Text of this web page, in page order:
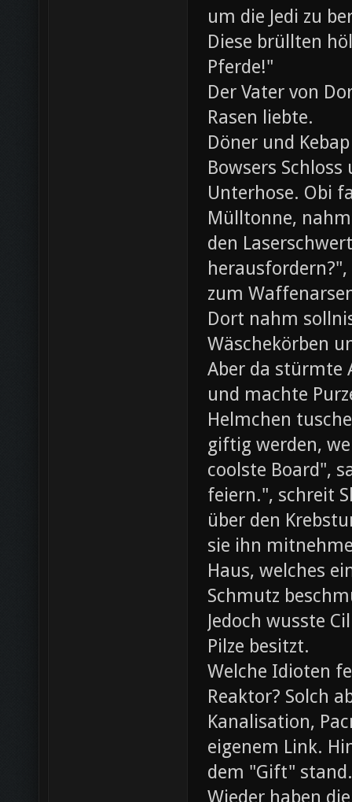
um die Jedi zu
Diese brüllten
Pferde!"
Der Vater von
Rasen liebte.
Döner und
Bowsers
Unterhose. Obi
Mülltonne,
den
zum
Dort nahm
Wäschekörben
Aber da stürmte
und machte
Helmchen
giftig werden,
coolste Board",
feiern.", schreit
über den
sie ihn
Haus, welches
Schmutz
Jedoch wusste
Pilze besitzt.
Welche Idioten
Reaktor? Solch
Kanalisation,
eigenem Link.
dem "Gift" stand.
Wieder haben